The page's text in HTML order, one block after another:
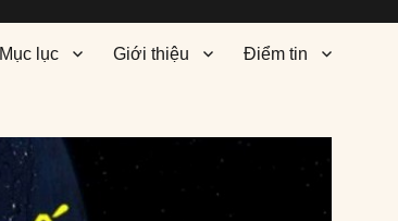
Mục lục Giới thiệu Điểm tin